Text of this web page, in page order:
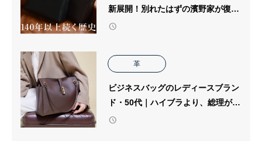
新展開！別れたはずの濱野家が復
帰！最新状況を詳しく解説
革
ビジネスバッグのレディースブラン
ド・50代｜ハイブラより、総理が選
んだ【濱野皮革工藝】